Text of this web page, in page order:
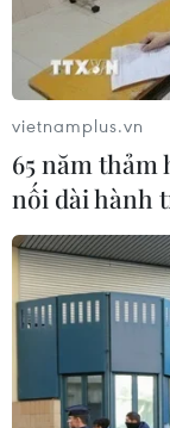
và khó
là vấn đề
gian tới,
này./.
vietnamplus.vn
65 năm thảm
nối dài hành